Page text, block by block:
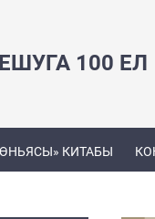
100 ЕЛ
КИТАБЫ